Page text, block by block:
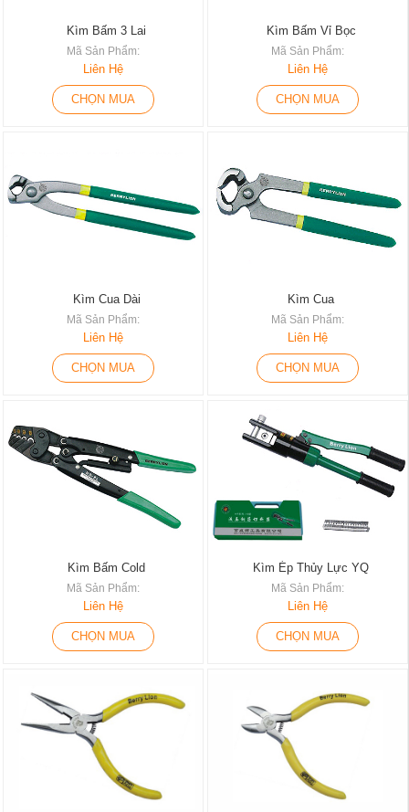
Kìm Bấm 3 Lai
Mã Sản Phẩm:
Liên Hệ
CHỌN MUA
Kìm Bấm Vỉ Bọc
Mã Sản Phẩm:
Liên Hệ
CHỌN MUA
Kìm Cua Dài
Mã Sản Phẩm:
Liên Hệ
CHỌN MUA
Kìm Cua
Mã Sản Phẩm:
Liên Hệ
CHỌN MUA
Kìm Bấm Cold
Mã Sản Phẩm:
Liên Hệ
CHỌN MUA
Kìm Ép Thủy Lực YQ
Mã Sản Phẩm:
Liên Hệ
CHỌN MUA